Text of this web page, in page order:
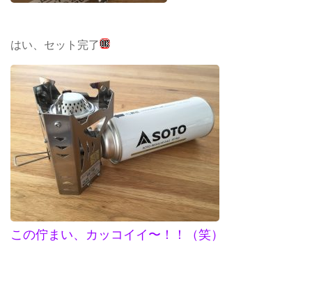
はい、セット完了
この佇まい、カッコイイ〜！！（笑）